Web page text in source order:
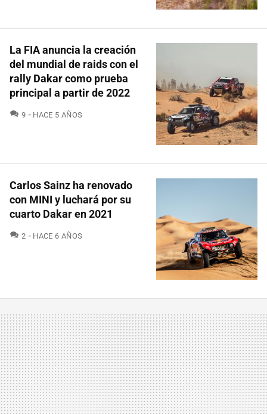
La FIA anuncia la creación
del mundial de raids con el
rally Dakar como prueba
principal a partir de 2022
9 COMENTARIOS
HACE 5 AÑOS
Carlos Sainz ha renovado
con MINI y luchará por su
cuarto Dakar en 2021
2 COMENTARIOS
HACE 6 AÑOS